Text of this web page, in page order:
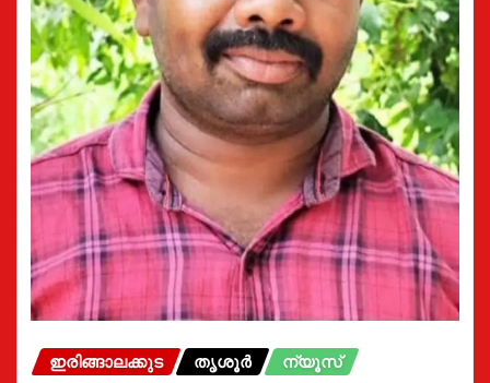
ഇരിങ്ങാലക്കുട തൃശൂർ ന്യൂസ്